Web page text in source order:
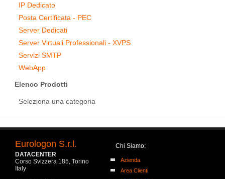
IP Dedicato
Posta Certificata - PEC
Server Dedicati
Server Virtuali Professionali - XVPS
Servizi SMTP
WebApp
Elenco Prodotti
Seleziona una categoria
Eurologon S.r.l.
DATACENTER
Corso Svizzera 185, Torino
Italy
Chi Siamo:
Azienda
Area Clienti